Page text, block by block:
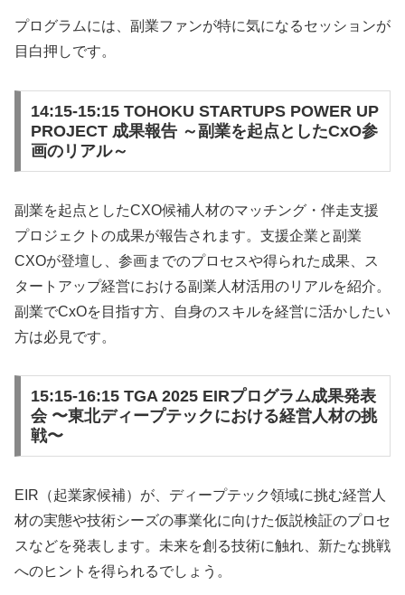
プログラムには、副業ファンが特に気になるセッションが
目白押しです。
14:15-15:15 TOHOKU STARTUPS POWER UP
PROJECT 成果報告 ～副業を起点としたCxO参
画のリアル～
副業を起点としたCXO候補人材のマッチング・伴走支援
プロジェクトの成果が報告されます。支援企業と副業
CXOが登壇し、参画までのプロセスや得られた成果、ス
タートアップ経営における副業人材活用のリアルを紹介。
副業でCxOを目指す方、自身のスキルを経営に活かしたい
方は必見です。
15:15-16:15 TGA 2025 EIRプログラム成果発表
会 〜東北ディープテックにおける経営人材の挑
戦〜
EIR（起業家候補）が、ディープテック領域に挑む経営人
材の実態や技術シーズの事業化に向けた仮説検証のプロセ
スなどを発表します。未来を創る技術に触れ、新たな挑戦
へのヒントを得られるでしょう。